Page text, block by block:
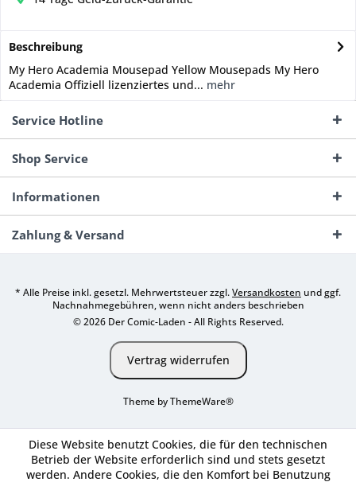
Beschreibung
My Hero Academia Mousepad Yellow Mousepads My Hero
Academia Offiziell lizenziertes und... mehr
Service Hotline
Shop Service
Informationen
Zahlung & Versand
* Alle Preise inkl. gesetzl. Mehrwertsteuer zzgl.Versandkosten und ggf.
Nachnahmegebühren, wenn nicht anders beschrieben
© 2026 Der Comic-Laden - All Rights Reserved.
Vertrag widerrufen
Theme byThemeWare®
Diese Website benutzt Cookies, die für den technischen
Betrieb der Website erforderlich sind und stets gesetzt
werden. Andere Cookies, die den Komfort bei Benutzung